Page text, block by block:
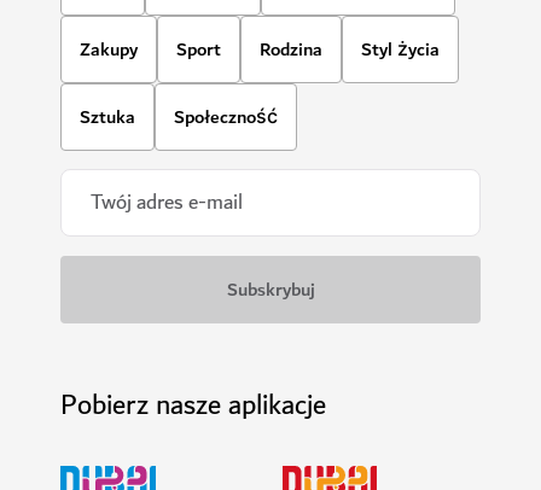
Zakupy Sport Rodzina Styl życia
Sztuka Społeczność
Pobierz nasze aplikacje